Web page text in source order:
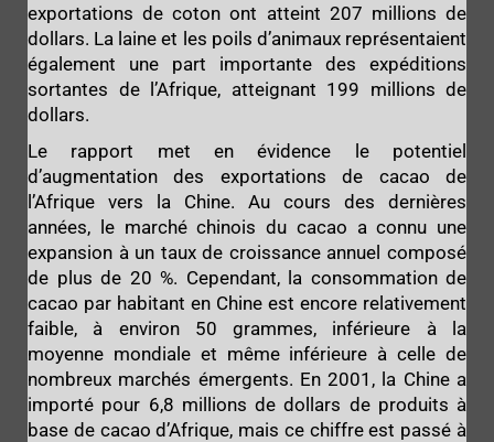
exportations de coton ont atteint 207 millions de
dollars. La laine et les poils d’animaux représentaient
également une part importante des expéditions
sortantes de l’Afrique, atteignant 199 millions de
dollars.
Le rapport met en évidence le potentiel
d’augmentation des exportations de cacao de
l’Afrique vers la Chine. Au cours des dernières
années, le marché chinois du cacao a connu une
expansion à un taux de croissance annuel composé
de plus de 20 %. Cependant, la consommation de
cacao par habitant en Chine est encore relativement
faible, à environ 50 grammes, inférieure à la
moyenne mondiale et même inférieure à celle de
nombreux marchés émergents. En 2001, la Chine a
importé pour 6,8 millions de dollars de produits à
base de cacao d’Afrique, mais ce chiffre est passé à